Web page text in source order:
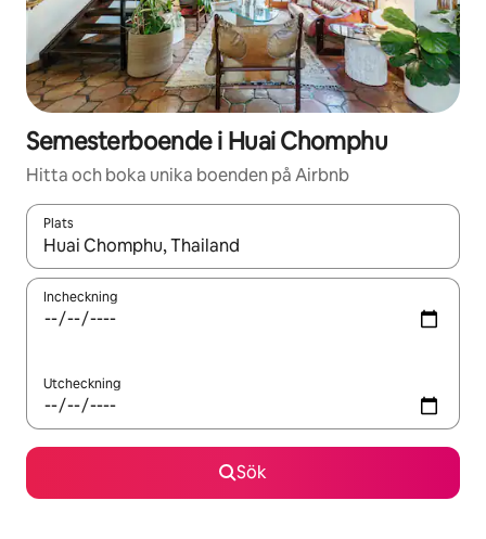
Semesterboende i Huai Chomphu
Hitta och boka unika boenden på Airbnb
Plats
När resultaten är tillgängliga kan du navigera med upp- och
Incheckning
Utcheckning
Sök